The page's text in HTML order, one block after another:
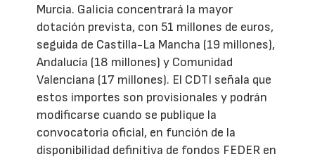
Murcia. Galicia concentrará la mayor
dotación prevista, con 51 millones de euros,
seguida de Castilla-La Mancha (19 millones),
Andalucía (18 millones) y Comunidad
Valenciana (17 millones). El CDTI señala que
estos importes son provisionales y podrán
modificarse cuando se publique la
convocatoria oficial, en función de la
disponibilidad definitiva de fondos FEDER en